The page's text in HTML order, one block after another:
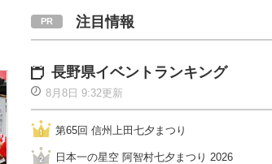
注目情報
長野県イベントランキング
8月8日 9:32更新
第65回 信州上田七夕まつり
日本一の星空 阿智村七夕まつり 2026